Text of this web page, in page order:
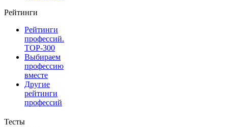
Рейтинги
Рейтинги
профессий.
TOP-300
Выбираем
профессию
вместе
Другие
рейтинги
профессий
Тесты